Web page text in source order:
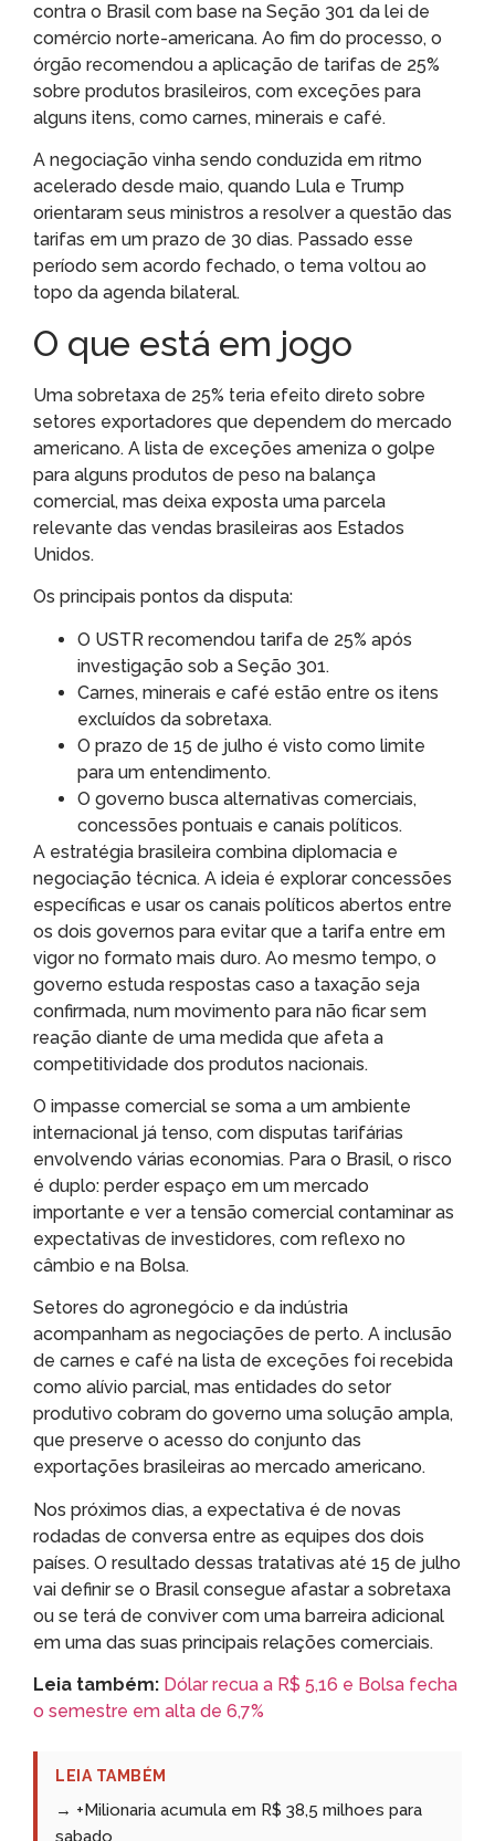
contra o Brasil com base na Seção 301 da lei de
comércio norte-americana. Ao fim do processo, o
órgão recomendou a aplicação de tarifas de 25%
sobre produtos brasileiros, com exceções para
alguns itens, como carnes, minerais e café.
A negociação vinha sendo conduzida em ritmo
acelerado desde maio, quando Lula e Trump
orientaram seus ministros a resolver a questão das
tarifas em um prazo de 30 dias. Passado esse
período sem acordo fechado, o tema voltou ao
topo da agenda bilateral.
O que está em jogo
Uma sobretaxa de 25% teria efeito direto sobre
setores exportadores que dependem do mercado
americano. A lista de exceções ameniza o golpe
para alguns produtos de peso na balança
comercial, mas deixa exposta uma parcela
relevante das vendas brasileiras aos Estados
Unidos.
Os principais pontos da disputa:
O USTR recomendou tarifa de 25% após
investigação sob a Seção 301.
Carnes, minerais e café estão entre os itens
excluídos da sobretaxa.
O prazo de 15 de julho é visto como limite
para um entendimento.
O governo busca alternativas comerciais,
concessões pontuais e canais políticos.
A estratégia brasileira combina diplomacia e
negociação técnica. A ideia é explorar concessões
específicas e usar os canais políticos abertos entre
os dois governos para evitar que a tarifa entre em
vigor no formato mais duro. Ao mesmo tempo, o
governo estuda respostas caso a taxação seja
confirmada, num movimento para não ficar sem
reação diante de uma medida que afeta a
competitividade dos produtos nacionais.
O impasse comercial se soma a um ambiente
internacional já tenso, com disputas tarifárias
envolvendo várias economias. Para o Brasil, o risco
é duplo: perder espaço em um mercado
importante e ver a tensão comercial contaminar as
expectativas de investidores, com reflexo no
câmbio e na Bolsa.
Setores do agronegócio e da indústria
acompanham as negociações de perto. A inclusão
de carnes e café na lista de exceções foi recebida
como alívio parcial, mas entidades do setor
produtivo cobram do governo uma solução ampla,
que preserve o acesso do conjunto das
exportações brasileiras ao mercado americano.
Nos próximos dias, a expectativa é de novas
rodadas de conversa entre as equipes dos dois
países. O resultado dessas tratativas até 15 de julho
vai definir se o Brasil consegue afastar a sobretaxa
ou se terá de conviver com uma barreira adicional
em uma das suas principais relações comerciais.
Leia também: Dólar recua a R$ 5,16 e Bolsa fecha
o semestre em alta de 6,7%
LEIA TAMBÉM
→ +Milionaria acumula em R$ 38,5 milhoes para
sabado